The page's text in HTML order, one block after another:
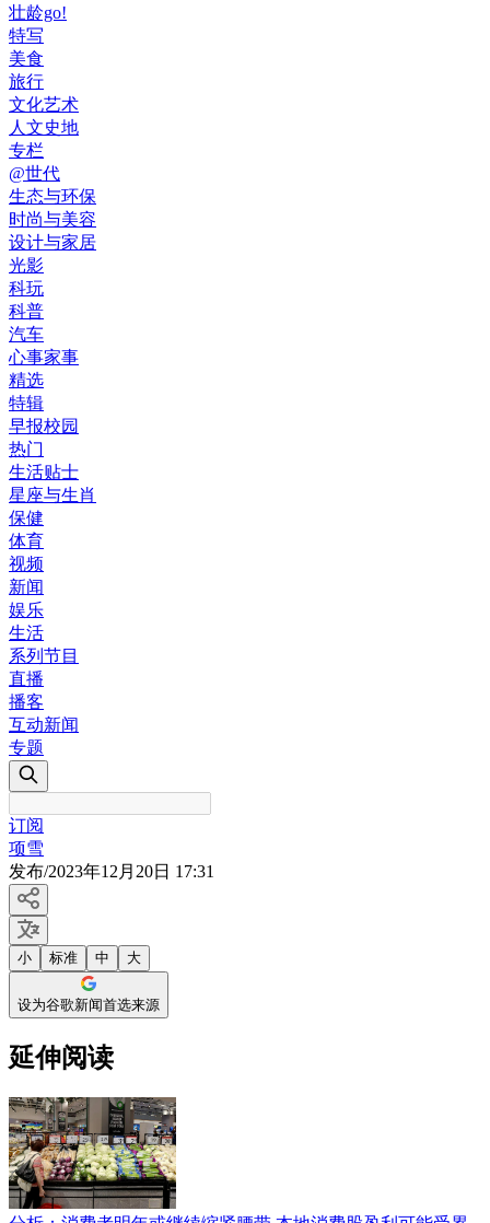
壮龄go!
特写
美食
旅行
文化艺术
人文史地
专栏
@世代
生态与环保
时尚与美容
设计与家居
光影
科玩
科普
汽车
心事家事
精选
特辑
早报校园
热门
生活贴士
星座与生肖
保健
体育
视频
新闻
娱乐
生活
系列节目
直播
播客
互动新闻
专题
订阅
项雪
发布/2023年12月20日 17:31
小 标准 中 大
设为谷歌新闻首选来源
延伸阅读